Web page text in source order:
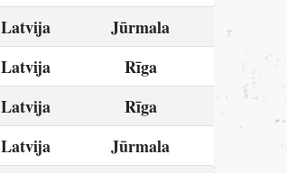
Latvija
Jūrmala
Latvija
Rīga
Latvija
Rīga
Latvija
Jūrmala